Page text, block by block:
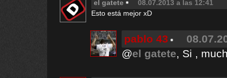
el gatete
08.07.2013 a las 12:41
Esto está mejor xD
pablo 43
@el gatete, Si ,